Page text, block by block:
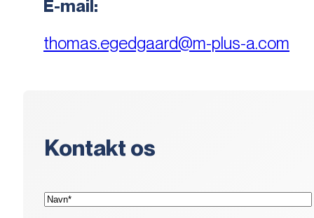
E-mail:
thomas.egedgaard@m-plus-a.com
Kontakt os
Navn*